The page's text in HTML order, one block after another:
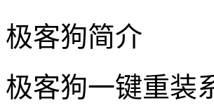
极客狗简介
极客狗一键重装